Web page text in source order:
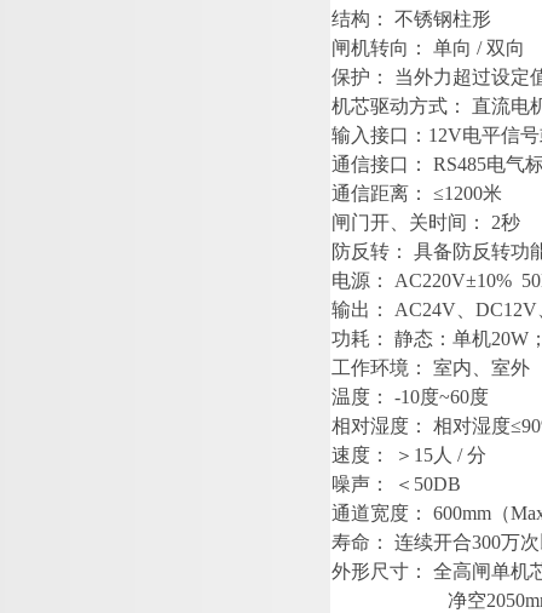
结构 ： 不锈钢柱形
闸机转向 ： 单向 / 双向
保护 ：
当外力超过设定
机芯驱动方式 ： 直流电
输入接口 ： 12V电平信
通信接口 ： RS485电气
通信距离 ： ≤1200米
闸门开、关时间 ： 2秒
防反转 ：
具备防反转功
电源 ：
AC220V±10%
输出 ： AC24V 、DC12V
功耗 ： 静态：单机20W
工作环境 ：
室内、室外
温度 ： -10度~60度
相对湿度 ： 相对湿度≤90
速度 ： ＞ 1 5 人 / 分
噪声 ： ＜ 50DB
通道宽度 ： 600mm （Ma
寿命 ： 连续开合300万
外形尺寸 ：
全高闸单机
净空